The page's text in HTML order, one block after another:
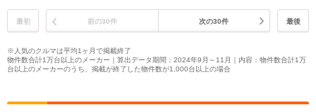
最初 前の30件 次の30件 最後
※人気のクルマは平均1ヶ月で掲載終了
物件数合計1万台以上のメーカー｜算出データ期間：2024年9月～11月｜内容：物件数合計1万
台以上のメーカーのうち、掲載が終了した物件数が1,000台以上の場合